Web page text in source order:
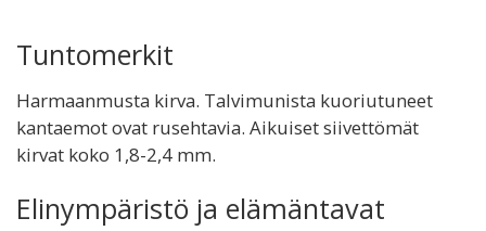
Tuntomerkit
Harmaanmusta kirva. Talvimunista kuoriutuneet
kantaemot ovat rusehtavia. Aikuiset siivettömät
kirvat koko 1,8-2,4 mm.
Elinympäristö ja elämäntavat